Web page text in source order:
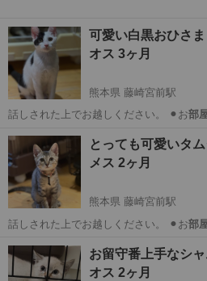
可愛い白黒おひさま
オス 3ヶ月
熊本県 藤崎宮前駅
話しされた上でお越しください。 ⚫︎お部
熊本 熊本市 藤崎宮前駅 猫
とっても可愛いタ
メス 2ヶ月
熊本県 藤崎宮前駅
話しされた上でお越しください。 ⚫︎お部
熊本 熊本市 藤崎宮前駅
お留守番上手なシ
オス 2ヶ月